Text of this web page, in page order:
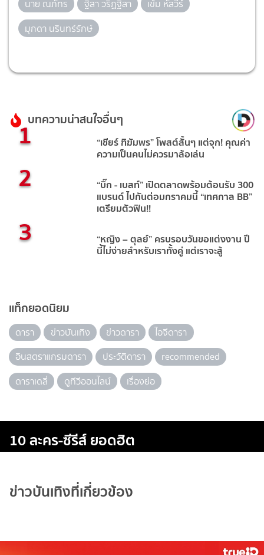
นาย ณภัทร
ฐิสา วริฏฐิสา
เข้ม หัสวีร์
มุกดา นรินทร์รักษ์
บทความน่าสนใจอื่นๆ
1 “เชียร์ ฑิฆัมพร” โพสต์สั้นๆ แต่จุก! คุณค่า
ความเป็นคนไม่ควรมาล้อเล่น
2 “บิ๊ก - เบสท์” เปิดตลาดพร้อมต้อนรับ 300
แบรนด์ ไปกันต่อมกราคมนี้ “เทศกาล BB”
เตรียมตัวฟิน!!
3 “หญิง – ตุลย์” ครบรอบวันขอแต่งงาน ปี
นี้ไม่ง่ายสำหรับเราทั้งคู่ แต่เราจะสู้
แท็กยอดนิยม
ดารา ข่าวบันเทิง ข่าวดารา
ไอจีดารา
อินสตราแกรมดารา
ประวัติดารา
recommended
ดาราเดลี่
ดูทีวีออนไลน์ เรื่องย่อ
10 ละคร-ซีรีส์ ยอดฮิต
ข่าวบันเทิงที่เกี่ยวข้อง